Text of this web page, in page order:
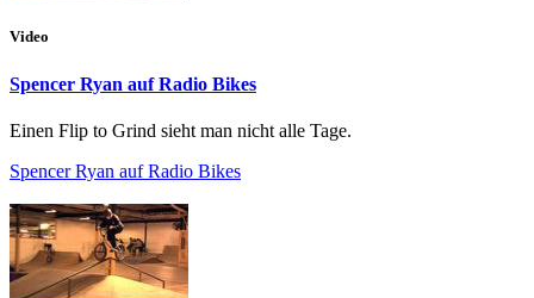
Video
Spencer Ryan auf Radio Bikes
Einen Flip to Grind sieht man nicht alle Tage.
Spencer Ryan auf Radio Bikes